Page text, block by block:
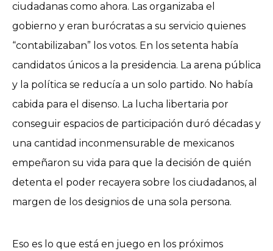
ciudadanas como ahora. Las organizaba el
gobierno y eran burócratas a su servicio quienes
“contabilizaban” los votos. En los setenta había
candidatos únicos a la presidencia. La arena pública
y la política se reducía a un solo partido. No había
cabida para el disenso. La lucha libertaria por
conseguir espacios de participación duró décadas y
una cantidad inconmensurable de mexicanos
empeñaron su vida para que la decisión de quién
detenta el poder recayera sobre los ciudadanos, al
margen de los designios de una sola persona.
Eso es lo que está en juego en los próximos